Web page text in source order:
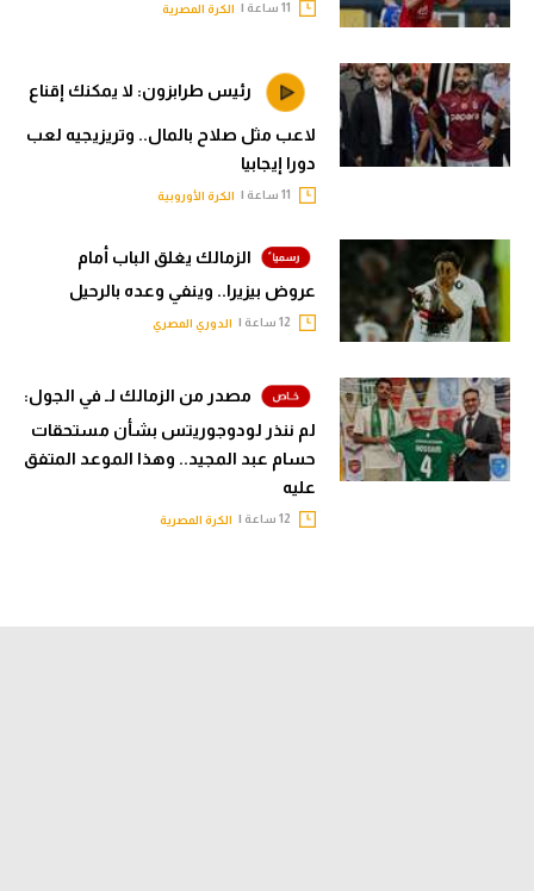
الكرة المصرية
رئيس طرابزون: لا يمكنك إقناع
لاعب مثل صلاح بالمال.. وتريزيجيه لعب
دورا إيجابيا
الكرة الأوروبية
الزمالك يغلق الباب أمام
عروض بيزيرا.. وينفي وعده بالرحيل
الدوري المصري
مصدر من الزمالك لـ في الجول:
لم ننذر لودوجوريتس بشأن مستحقات
حسام عبد المجيد.. وهذا الموعد المتفق
عليه
الكرة المصرية